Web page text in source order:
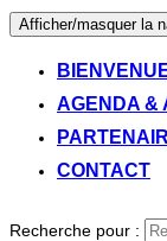
Afficher/masquer la
AGENDA &
CONTACT
Recherche pour :